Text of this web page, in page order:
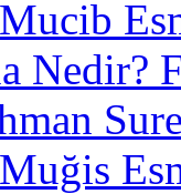
Nedir?